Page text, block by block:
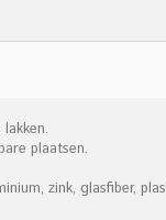
plaatsen.
zink, glasfiber,